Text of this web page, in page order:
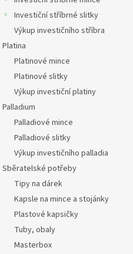
Investiční stříbrné slitky
Výkup investičního stříbra
Platina
Platinové mince
Platinové slitky
Výkup investiční platiny
Palladium
Palladiové mince
Palladiové slitky
Výkup investičního palladia
Sběratelské potřeby
Tipy na dárek
Kapsle na mince a stojánky
Plastové kapsičky
Tuby, obaly
Masterbox